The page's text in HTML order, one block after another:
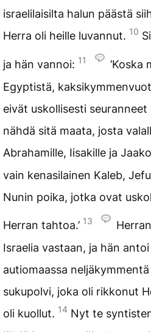
israelilaisilta halun päästä
Herra oli heille luvannut. 10
ja hän vannoi: 11
’Koska
Egyptistä,
eivät uskollisesti seuranneet
nähdä sitä maata, josta
Abrahamille, Iisakille ja
vain kenasilainen Kaleb,
Nunin poika, jotka ovat
Herran tahtoa.’ 13
Israelia vastaan, ja hän
autiomaassa
sukupolvi, joka oli rikkonut
oli kuollut. 14 Nyt te